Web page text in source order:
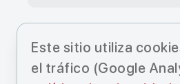
Este sitio utiliza
el tráfico (Google